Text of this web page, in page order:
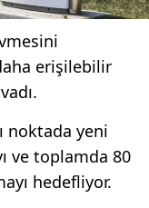
erişilebilir
noktada yeni
ve toplamda 80
hedefliyor.